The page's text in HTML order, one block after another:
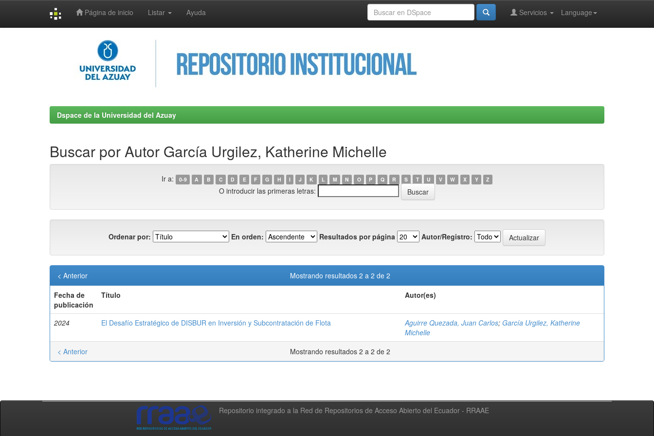
Página de inicio Listar Ayuda Language
Servicios
Dspace de la Universidad del Azuay
Buscar por Autor García Urgilez, Katherine Michelle
Ir a: 0-9 A B C D E F G H I J K L M N O P Q R S T U V W X Y Z
O introducir las primeras letras:
Ordenar por: En orden: Resultados por página Autor/Registro:
Mostrando resultados 2 a 2 de 2
< Anterior
Fecha de
publicación
Título Autor(es)
2024 El Desafío Estratégico de DISBUR en Inversión y Subcontratación de Flota Aguirre Quezada, Juan Carlos; García Urgilez, Katherine
Michelle
Mostrando resultados 2 a 2 de 2
< Anterior
Repositorio integrado a la Red de Repositorios de Acceso Abierto del Ecuador - RRAAE